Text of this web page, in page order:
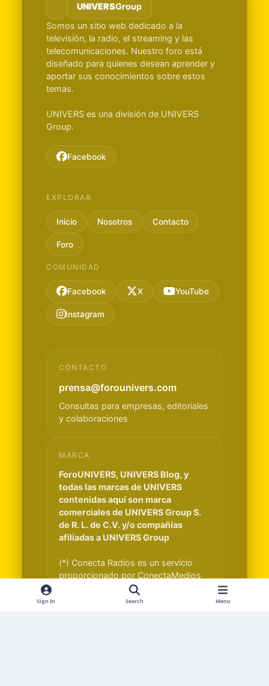
UNIVERSGroup
Somos un sitio web dedicado a la
televisión, la radio, el streaming y las
telecomunicaciones. Nuestro foro está
diseñado para quienes desean aprender y
aportar sus conocimientos sobre estos
temas.
UNIVERS es una división de UNIVERS
Group.
Facebook
EXPLORAR
Inicio Nosotros Contacto
Foro
COMUNIDAD
Facebook X YouTube
Instagram
CONTACTO
prensa@forounivers.com
Consultas para empresas, editoriales
y colaboraciones
MARCA
ForoUNIVERS, UNIVERS Blog, y
todas las marcas de UNIVERS
contenidas aquí son marca
comerciales de UNIVERS Group S.
de R. L. de C.V. y/o compañías
afiliadas a UNIVERS Group
(*) Conecta Radios es un servicio
proporcionado por ConectaMedios
S.A. y es independiente de UNIVERS
Group S. de R. L. de C.V.
Sign In Search Menu